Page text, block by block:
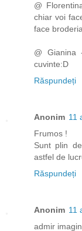
@
chiar voi
face
@
cuvinte:D
Răspundeți
Anonim 11
Frumos !
Sunt plin
astfel de
Răspundeți
Anonim 11
admir